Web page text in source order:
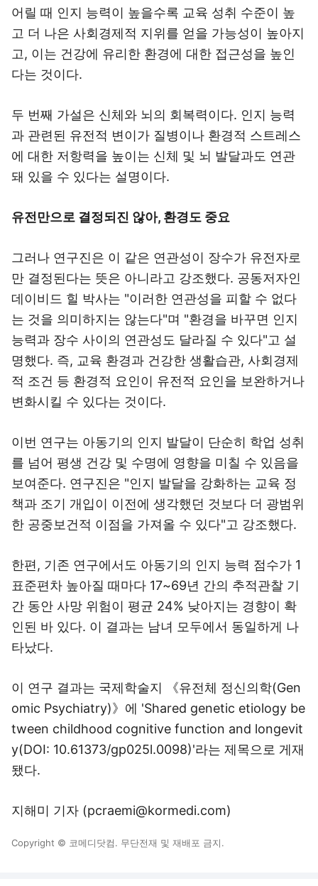
어릴 때 인지 능력이 높을수록 교육 성취 수준이 높
고 더 나은 사회경제적 지위를 얻을 가능성이 높아지
고, 이는 건강에 유리한 환경에 대한 접근성을 높인
다는 것이다.
두 번째 가설은 신체와 뇌의 회복력이다. 인지 능력
과 관련된 유전적 변이가 질병이나 환경적 스트레스
에 대한 저항력을 높이는 신체 및 뇌 발달과도 연관
돼 있을 수 있다는 설명이다.
유전만으로 결정되진 않아, 환경도 중요
그러나 연구진은 이 같은 연관성이 장수가 유전자로
만 결정된다는 뜻은 아니라고 강조했다. 공동저자인
데이비드 힐 박사는 "이러한 연관성을 피할 수 없다
는 것을 의미하지는 않는다"며 "환경을 바꾸면 인지
능력과 장수 사이의 연관성도 달라질 수 있다"고 설
명했다. 즉, 교육 환경과 건강한 생활습관, 사회경제
적 조건 등 환경적 요인이 유전적 요인을 보완하거나
변화시킬 수 있다는 것이다.
이번 연구는 아동기의 인지 발달이 단순히 학업 성취
를 넘어 평생 건강 및 수명에 영향을 미칠 수 있음을
보여준다. 연구진은 "인지 발달을 강화하는 교육 정
책과 조기 개입이 이전에 생각했던 것보다 더 광범위
한 공중보건적 이점을 가져올 수 있다"고 강조했다.
한편, 기존 연구에서도 아동기의 인지 능력 점수가 1
표준편차 높아질 때마다 17~69년 간의 추적관찰 기
간 동안 사망 위험이 평균 24% 낮아지는 경향이 확
인된 바 있다. 이 결과는 남녀 모두에서 동일하게 나
타났다.
이 연구 결과는 국제학술지 《유전체 정신의학(Gen
omic Psychiatry)》에 'Shared genetic etiology be
tween childhood cognitive function and longevit
y(DOI: 10.61373/gp025l.0098)'라는 제목으로 게재
됐다.
지해미 기자 (pcraemi@kormedi.com)
Copyright © 코메디닷컴. 무단전재 및 재배포 금지.